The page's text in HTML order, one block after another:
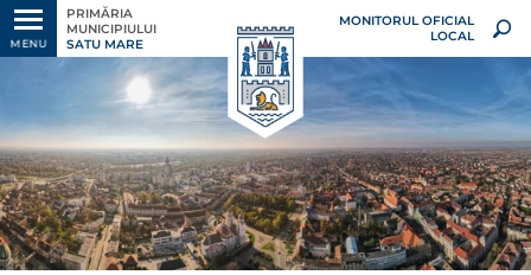
MENU
PRIMĂRIA
MUNICIPIULUI
SATU MARE
MONITORUL OFICIAL
LOCAL